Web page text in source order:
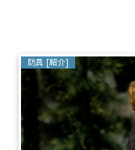
防具 [紹介]